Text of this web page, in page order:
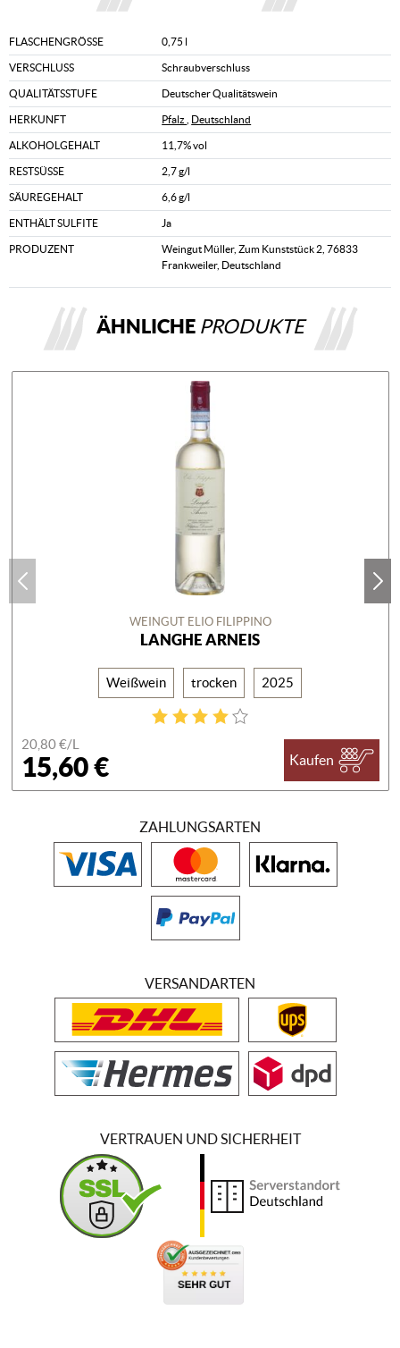
FLASCHENGRÖSSE 0,75 l
VERSCHLUSS Schraubverschluss
QUALITÄTSSTUFE Deutscher Qualitätswein
HERKUNFT Pfalz Deutschland
ALKOHOLGEHALT 11,7% vol
RESTSÜSSE 2,7 g/l
SÄUREGEHALT 6,6 g/l
ENTHÄLT SULFITE Ja
PRODUZENT
Weingut Müller, Zum Kunststück 2, 76833
Frankweiler, Deutschland
ÄHNLICHE PRODUKTE
WEINGUT ELIO FILIPPINO
LANGHE ARNEIS
Weißwein trocken 2025
20,80 €/L
15,60 € Kaufen
ZAHLUNGSARTEN
VERSANDARTEN
VERTRAUEN UND SICHERHEIT